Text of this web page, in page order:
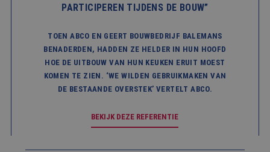
PARTICIPEREN TIJDENS DE BOUW”
TOEN ABCO EN GEERT BOUWBEDRIJF BALEMANS
BENADERDEN, HADDEN ZE HELDER IN HUN HOOFD
HOE DE UITBOUW VAN HUN KEUKEN ERUIT MOEST
KOMEN TE ZIEN. ‘WE WILDEN GEBRUIKMAKEN VAN
DE BESTAANDE OVERSTEK’ VERTELT ABCO.
BEKIJK DEZE REFERENTIE